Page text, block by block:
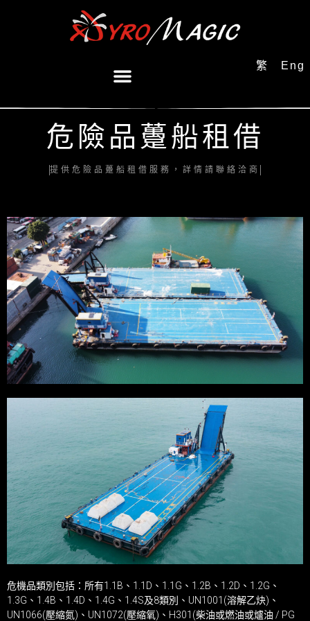
繁 Eng
危險品躉船租借
提供危險品躉船租借服務，詳情請聯絡洽商
危機品類別包括：所有1.1B、1.1D、1.1G、1.2B、1.2D、1.2G、
1.3G、1.4B、1.4D、1.4G、1.4S及8類別、UN1001(溶解乙炔)、
UN1066(壓縮氮)、UN1072(壓縮氧)、H301(柴油或燃油或爐油 / PG